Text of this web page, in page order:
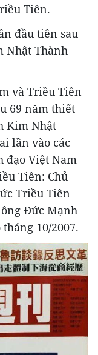
Tiên.
đầu tiên sau
Nhật Thành
và Triều Tiên
69 năm thiết
Kim Nhật
lần vào các
đạo Việt Nam
Tiên: Chủ
Triều Tiên
Ðức Mạnh
10/2007.